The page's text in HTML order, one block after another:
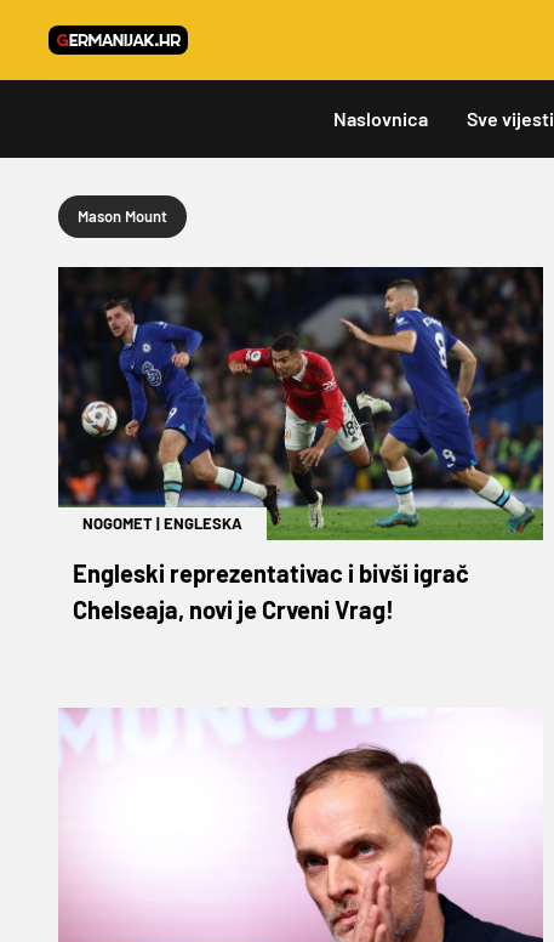
Naslovnica Sve vijesti
Mason Mount
NOGOMET|ENGLESKA
Engleski reprezentativac i bivši igrač
Chelseaja, novi je Crveni Vrag!